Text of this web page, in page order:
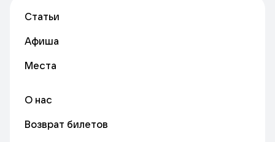
Статьи
Афиша
Места
О нас
Возврат билетов